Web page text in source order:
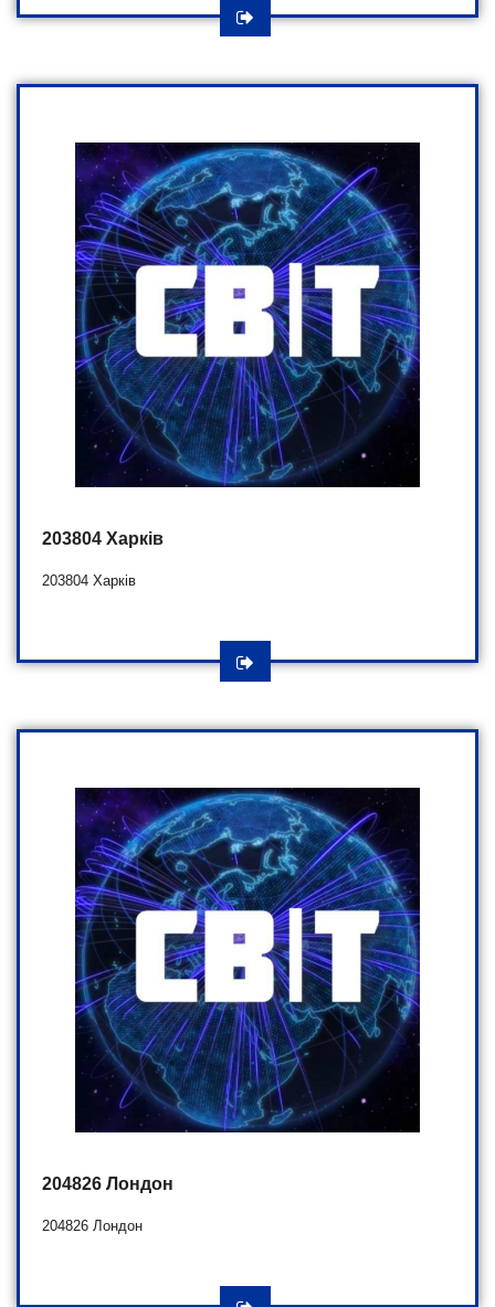
203804 Харків
203804 Харків
204826 Лондон
204826 Лондон